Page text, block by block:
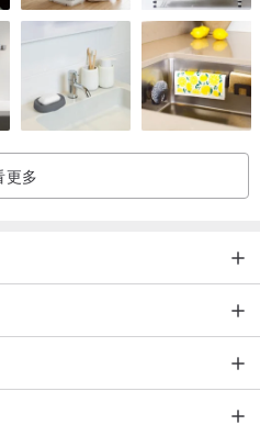
棉布擦拭後放置室內通風陰涼處靜
乾燥陰涼處
product/65VrwZ3u?ca
更多